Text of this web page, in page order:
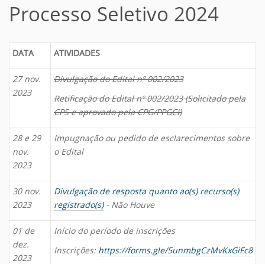
Processo Seletivo 2024
DATA ATIVIDADES
27 nov.
2023
Divulgação do Edital nº 002/2023
Retificação do Edital nº 002/2023 (Solicitado pela
CPS e aprovado pela CPG/PPGCI)
28 e 29
nov.
2023
Impugnação ou pedido de esclarecimentos sobre
o Edital
30 nov.
2023
Divulgação de resposta quanto ao(s) recurso(s)
registrado(s)- Não Houve
01 de
dez.
2023
Início do período de inscrições
Inscrições: https://forms.gle/5unmbgCzMvKxGiFc8